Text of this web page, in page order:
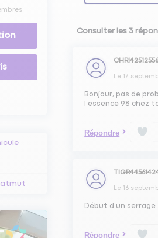
Consulter les 3
Le 17
Bonjour, pas de
l essence 98 chez
Répondre
Le 16
Début d un serrage
Répondre